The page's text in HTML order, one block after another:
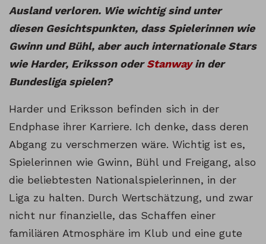
Ausland verloren. Wie wichtig sind unter
diesen Gesichtspunkten, dass Spielerinnen wie
Gwinn und Bühl, aber auch internationale Stars
wie Harder, Eriksson oderStanwayin der
Bundesliga spielen?
Harder und Eriksson befinden sich in der
Endphase ihrer Karriere. Ich denke, dass deren
Abgang zu verschmerzen wäre. Wichtig ist es,
Spielerinnen wie Gwinn, Bühl und Freigang, also
die beliebtesten Nationalspielerinnen, in der
Liga zu halten. Durch Wertschätzung, und zwar
nicht nur finanzielle, das Schaffen einer
familiären Atmosphäre im Klub und eine gute